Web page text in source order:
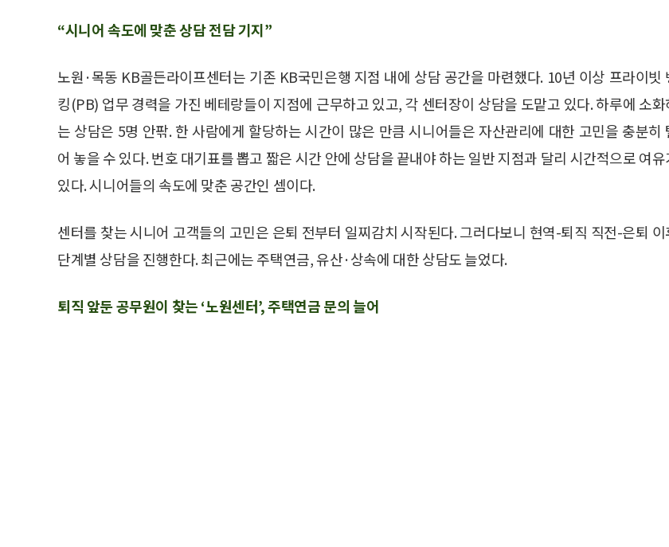
“시니어 속도에 맞춘 상담 전담 기지”
노원·목동 KB골든라이프센터는 기존 KB국민은행 지점 내에 상담 공간을 마련했다. 10년 이상 프라이빗
킹(PB) 업무 경력을 가진 베테랑들이 지점에 근무하고 있고, 각 센터장이 상담을 도맡고 있다. 하루에 소
는 상담은 5명 안팎. 한 사람에게 할당하는 시간이 많은 만큼 시니어들은 자산관리에 대한 고민을 충분히
어 놓을 수 있다. 번호 대기표를 뽑고 짧은 시간 안에 상담을 끝내야 하는 일반 지점과 달리 시간적으로 여
있다. 시니어들의 속도에 맞춘 공간인 셈이다.
센터를 찾는 시니어 고객들의 고민은 은퇴 전부터 일찌감치 시작된다. 그러다보니 현역-퇴직 직전-은퇴 이
단계별 상담을 진행한다. 최근에는 주택연금, 유산·상속에 대한 상담도 늘었다.
퇴직 앞둔 공무원이 찾는 ‘노원센터’, 주택연금 문의 늘어